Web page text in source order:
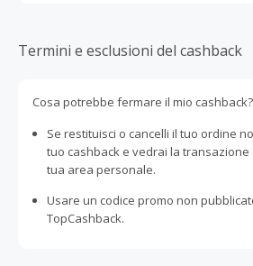
meno tempo e chiedono risposte
istantaneamente con una semplice
richieste dei clienti con un catalogo
prodotti e più di 140 marchi. Dietro
nato nel 2009, c'è un'azienda reale
esperienza, 2 magazzini ad alta
vendita fisico ed esperti pronti a dare
Termini e esclusioni del cashback
Cosa potrebbe fermare il mio cashback?
Se restituisci o cancelli il tuo ordine
tuo cashback e vedrai la transazione
tua area personale.
Usare un codice promo non
TopCashback.